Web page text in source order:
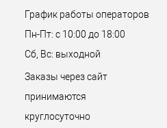
График работы операторов
Пн-Пт: с 10:00 до 18:00
Сб, Вс: выходной
Заказы через сайт
принимаются
круглосуточно